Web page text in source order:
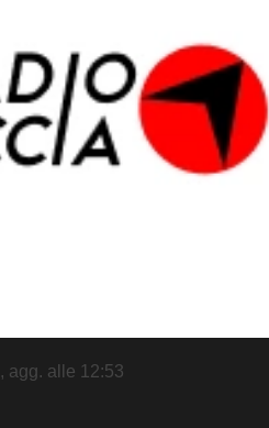
, agg. alle 12:53